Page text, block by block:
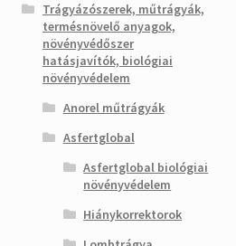
Trágyázószerek, műtrágyák,
termésnövelő anyagok,
növényvédőszer
hatásjavítók, biológiai
növényvédelem
Anorel műtrágyák
Asfertglobal
Asfertglobal biológiai
növényvédelem
Hiánykorrektorok